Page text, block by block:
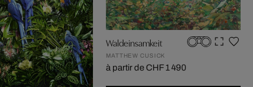
Waldeinsamkeit
MATTHEW CUSICK
à partir de CHF 1 490